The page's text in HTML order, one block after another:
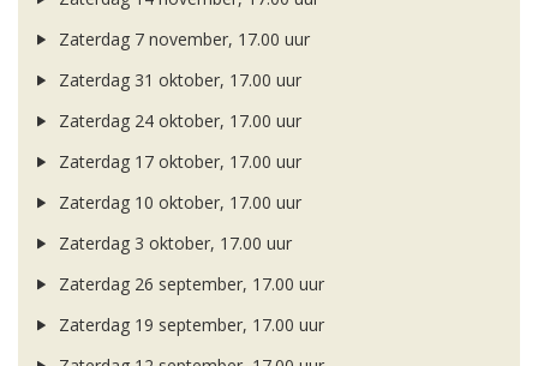
Zaterdag 7 november, 17.00 uur
Zaterdag 31 oktober, 17.00 uur
Zaterdag 24 oktober, 17.00 uur
Zaterdag 17 oktober, 17.00 uur
Zaterdag 10 oktober, 17.00 uur
Zaterdag 3 oktober, 17.00 uur
Zaterdag 26 september, 17.00 uur
Zaterdag 19 september, 17.00 uur